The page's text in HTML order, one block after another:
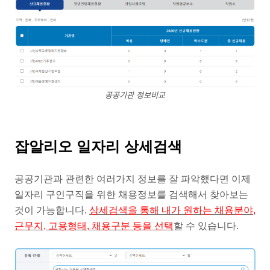
공공기관 정보비교
잡알리오 일자리 상세검색
공공기관과 관련한 여러가지 정보를 잘 파악했다면 이제
일자리 구인구직을 위한 채용정보를 검색해서 찾아보는
것이 가능합니다. 상세검색을 통해 내가 원하는 채용분야,
근무지, 고용형태, 채용구분 등을 선택할 수 있습니다.